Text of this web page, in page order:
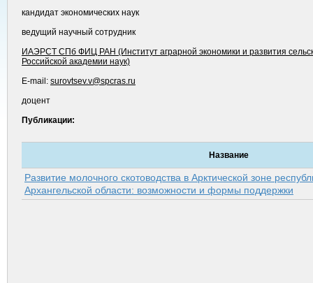
кандидат экономических наук
ведущий научный сотрудник
ИАЭРСТ СПб ФИЦ РАН (Институт аграрной экономики и развития
Российской академии наук)
E-mail: surovtsev.v@spcras.ru
доцент
Публикации:
Название
Развитие молочного скотоводства в Арктической зоне
Архангельской области: возможности и формы поддержки